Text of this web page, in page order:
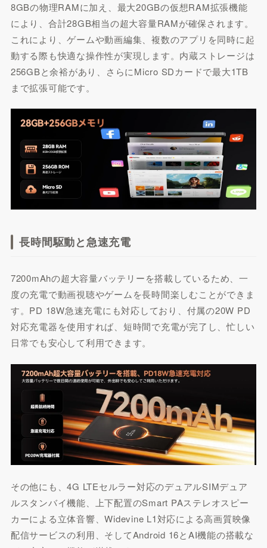
8GBの物理RAMに加え、最大20GBの仮想RAM拡張機能
により、合計28GB相当の超大容量RAMが確保されます。
これにより、ゲームや動画編集、複数のアプリを同時に起
動する際も快適な操作性が実現します。内蔵ストレージは
256GBと余裕があり、さらにMicro SDカードで最大1TB
まで拡張可能です。
長時間駆動と急速充電
7200mAhの超大容量バッテリーを搭載しているため、一
度の充電で動画視聴やゲームを長時間楽しむことができま
す。PD 18W急速充電にも対応しており、付属の20W PD
対応充電器を使用すれば、短時間で充電が完了し、忙しい
日常でも安心して利用できます。
その他にも、4G LTEセルラー対応のデュアルSIMデュア
ルスタンバイ機能、上下配置のSmart PAステレオスピー
カーによる立体音響、Widevine L1対応による高画質映像
配信サービスの利用、そしてAndroid 16とAI機能の搭載な